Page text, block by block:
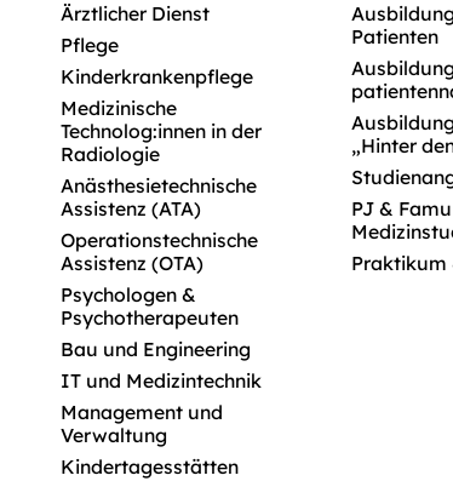
Ärztlicher Dienst
Pflege
Kinderkrankenpflege
Medizinische
Technolog:innen in der
Radiologie
Anästhesietechnische
Assistenz (ATA)
Operationstechnische
Assistenz (OTA)
Psychologen &
Psychotherapeuten
Bau und Engineering
IT und Medizintechnik
Management und
Verwaltung
Kindertagesstätten
Patienten
„Hinter
PJ &
Praktikum